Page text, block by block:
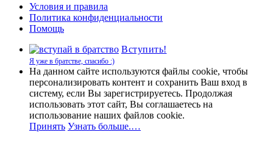
Условия и правила
Политика конфиденциальности
Помощь
Вступить!
Я уже в братстве, спасибо :)
На данном сайте используются файлы cookie, чтобы
персонализировать контент и сохранить Ваш вход в
систему, если Вы зарегистрируетесь. Продолжая
использовать этот сайт, Вы соглашаетесь на
использование наших файлов cookie.
Принять Узнать больше.…